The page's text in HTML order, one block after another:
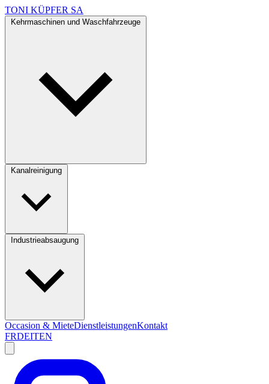
TONI KÜPFER SA
Occasion & MieteDienstleistungenKontakt
FRDEITEN